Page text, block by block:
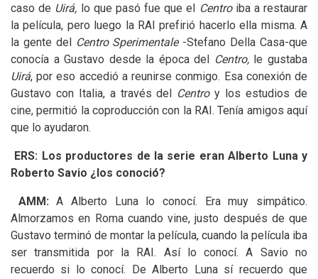
caso de Uirá, lo que pasó fue que el Centroiba a restaurar
la película, pero luego la RAI prefirió hacerlo ella misma. A
la gente del Centro Sperimentale-Stefano Della Casa-que
conocía a Gustavo desde la época del Centro,le gustaba
Uirá, por eso accedió a reunirse conmigo. Esa conexión de
Gustavo con Italia, a través del Centroy los estudios de
cine, permitió la coproducción con la RAI. Tenía amigos aquí
que lo ayudaron.
ERS: Los productores de la serie eran Alberto Luna y
Roberto Savio ¿los conoció?
AMM: A Alberto Luna lo conocí. Era muy simpático.
Almorzamos en Roma cuando vine, justo después de que
Gustavo terminó de montar la película, cuando la película iba
ser transmitida por la RAI. Así lo conocí. A Savio no
recuerdo si lo conocí. De Alberto Luna sí recuerdo que